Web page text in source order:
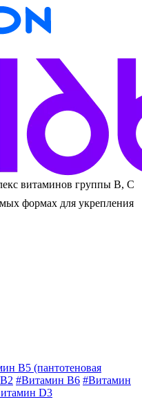
витаминов группы В, С
формах для укрепления
В5 (пантотеновая
#Витамин B6 #Витамин
D3